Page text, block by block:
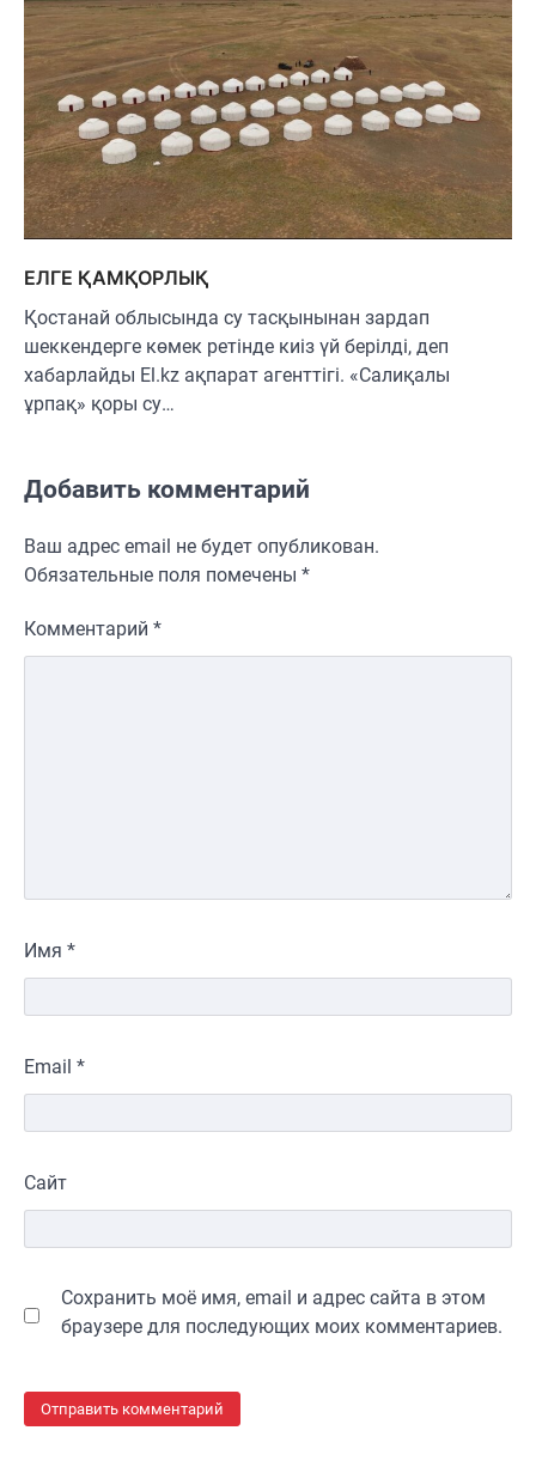
ЕЛГЕ ҚАМҚОРЛЫҚ
Қостанай облысында су тасқынынан зардап
шеккендерге көмек ретінде киіз үй берілді, деп
хабарлайды El.kz ақпарат агенттігі. «Салиқалы
ұрпақ» қоры су…
Добавить комментарий
Ваш адрес email не будет опубликован.
Обязательные поля помечены *
Комментарий *
Имя *
Email *
Сайт
Сохранить моё имя, email и адрес сайта в этом
браузере для последующих моих комментариев.